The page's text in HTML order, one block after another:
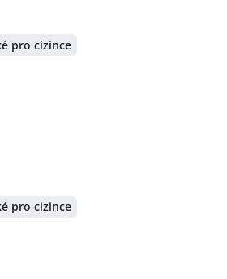
pro cizince
pro cizince